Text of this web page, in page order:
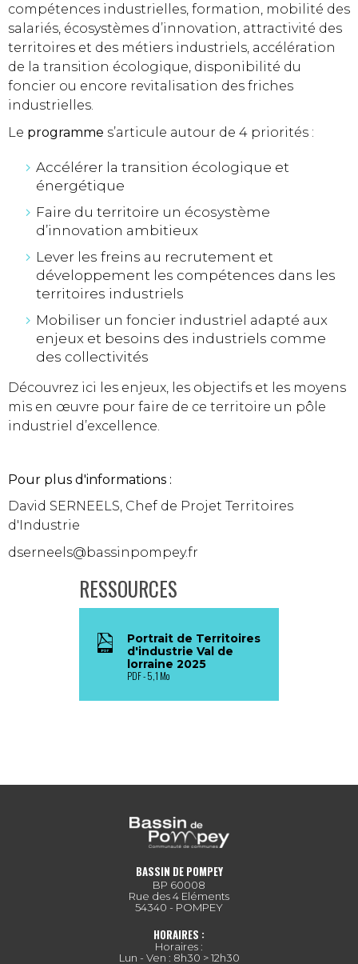
compétences industrielles, formation, mobilité des
salariés, écosystèmes d’innovation, attractivité des
territoires et des métiers industriels, accélération
de la transition écologique, disponibilité du
foncier ou encore revitalisation des friches
industrielles.
Le programme s’articule autour de 4 priorités :
Accélérer la transition écologique et
énergétique
Faire du territoire un écosystème
d’innovation ambitieux
Lever les freins au recrutement et
développement les compétences dans les
territoires industriels
Mobiliser un foncier industriel adapté aux
enjeux et besoins des industriels comme
des collectivités
Découvrez ici les enjeux, les objectifs et les moyens
mis en œuvre pour faire de ce territoire un pôle
industriel d’excellence.
Pour plus d'informations :
David SERNEELS, Chef de Projet Territoires
d'Industrie
dserneels@bassinpompey.fr
RESSOURCES
Portrait de Territoires
d'industrie Val de
lorraine 2025
PDF 5,1 Mo
BASSIN DE POMPEY
BP 60008
Rue des 4 Eléments
54340 - POMPEY
HORAIRES :
Horaires :
Lun - Ven : 8h30 > 12h30